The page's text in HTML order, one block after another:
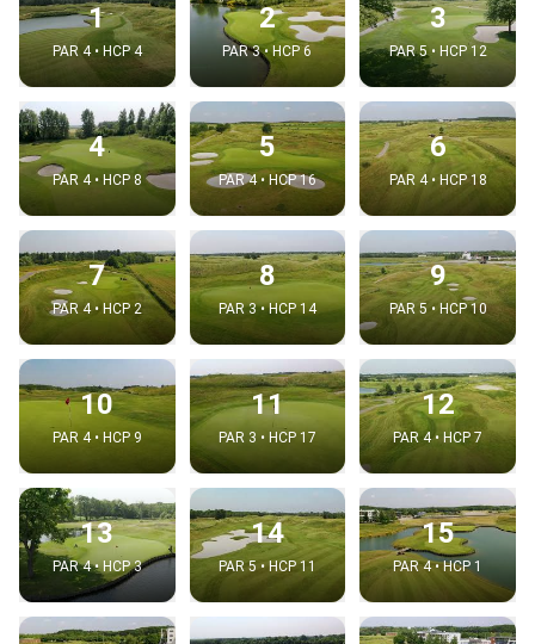
1
PAR 4 • HCP 4
2
PAR 3 • HCP 6
3
PAR 5 • HCP 12
4
PAR 4 • HCP 8
5
PAR 4 • HCP 16
6
PAR 4 • HCP 18
7
PAR 4 • HCP 2
8
PAR 3 • HCP 14
9
PAR 5 • HCP 10
10
PAR 4 • HCP 9
11
PAR 3 • HCP 17
12
PAR 4 • HCP 7
13
PAR 4 • HCP 3
14
PAR 5 • HCP 11
15
PAR 4 • HCP 1